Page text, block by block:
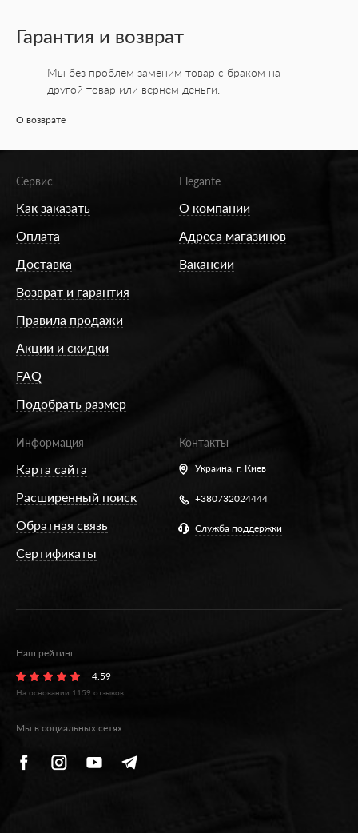
Гарантия и возврат
Мы без проблем заменим товар с браком на
другой товар или вернем деньги.
О возврате
Сервис
Как заказать
Оплата
Доставка
Возврат и гарантия
Правила продажи
Акции и скидки
FAQ
Подобрать размер
Elegante
О компании
Адреса магазинов
Вакансии
Информация
Карта сайта
Расширенный поиск
Обратная связь
Сертификаты
Контакты
Украина, г. Киев
+380732024444
Служба поддержки
Наш рейтинг
4.59
На основании 1159 отзывов
Мы в социальных сетях